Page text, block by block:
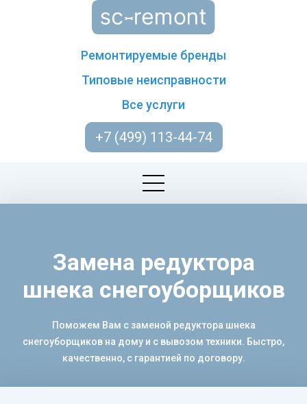
Ремонтируемые бренды
Типовые неисправности
Все услуги
+7 (499) 113-44-74
Замена редуктора
шнека снегоуборщиков
Поможем Вам с заменой редуктора шнека
снегоуборщиков на дому и с вывозом техники. Быстро,
качественно, с гарантией по договору.